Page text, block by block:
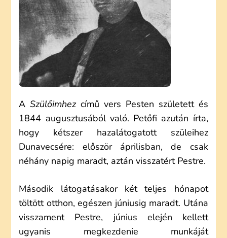
ASzülőimhezcímű vers Pesten született és
1844 augusztusából való. Petőfi azután írta,
hogy kétszer hazalátogatott szüleihez
Dunavecsére: először áprilisban, de csak
néhány napig maradt, aztán visszatért Pestre.
Második látogatásakor két teljes hónapot
töltött otthon, egészen júniusig maradt. Utána
visszament Pestre, június elején kellett
ugyanis megkezdenie munkáját